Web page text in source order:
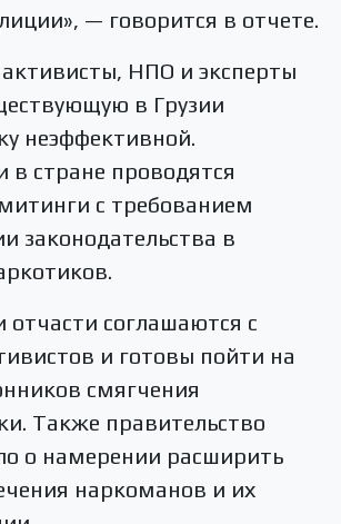
— говорится в отчете.
НПО и эксперты
в Грузии
неэффективной.
в стране проводятся
с требованием
законодательства в
отчасти соглашаются с
и готовы пойти на
смягчения
Также правительство
о намерении расширить
наркоманов и их